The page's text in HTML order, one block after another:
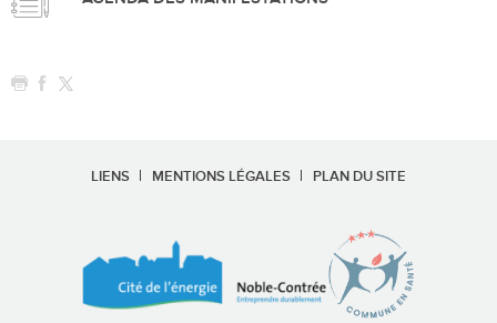
LIENS MENTIONS LÉGALES PLAN DU SITE